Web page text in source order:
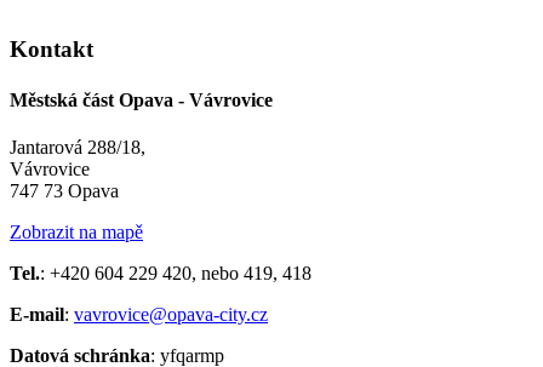
Kontakt
Městská část Opava - Vávrovice
Jantarová 288/18,
Vávrovice
747 73 Opava
Zobrazit na mapě
Tel.: +420 604 229 420, nebo 419, 418
E-mail: vavrovice@opava-city.cz
Datová schránka: yfqarmp